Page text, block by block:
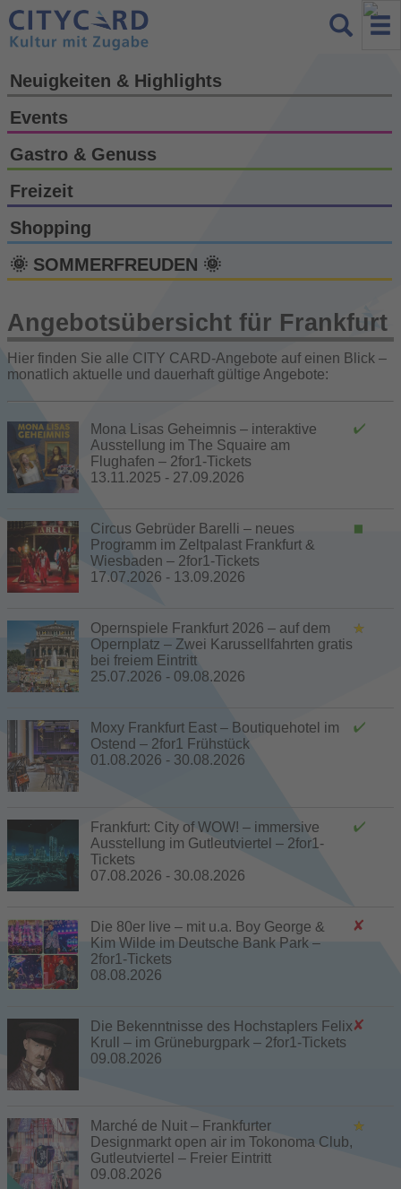
Neuigkeiten & Highlights
Events
Gastro & Genuss
Freizeit
Shopping
🌞 SOMMERFREUDEN 🌞
Angebotsübersicht für Frankfurt
Hier finden Sie alle CITY CARD-Angebote auf einen Blick –
monatlich aktuelle und dauerhaft gültige Angebote:
Mona Lisas Geheimnis – interaktive
Ausstellung im The Squaire am
Flughafen – 2for1-Tickets
13.11.2025 - 27.09.2026
Circus Gebrüder Barelli – neues
Programm im Zeltpalast Frankfurt &
Wiesbaden – 2for1-Tickets
17.07.2026 - 13.09.2026
Opernspiele Frankfurt 2026 – auf dem
Opernplatz – Zwei Karussellfahrten gratis
bei freiem Eintritt
25.07.2026 - 09.08.2026
Moxy Frankfurt East – Boutiquehotel im
Ostend – 2for1 Frühstück
01.08.2026 - 30.08.2026
Frankfurt: City of WOW! – immersive
Ausstellung im Gutleutviertel – 2for1-
Tickets
07.08.2026 - 30.08.2026
Die 80er live – mit u.a. Boy George &
Kim Wilde im Deutsche Bank Park –
2for1-Tickets
08.08.2026
Die Bekenntnisse des Hochstaplers Felix
Krull – im Grüneburgpark – 2for1-Tickets
09.08.2026
Marché de Nuit – Frankfurter
Designmarkt open air im Tokonoma Club,
Gutleutviertel – Freier Eintritt
09.08.2026